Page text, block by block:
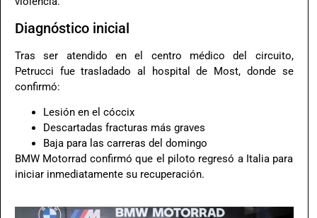
Diagnóstico inicial
Tras ser atendido en el centro médico del circuito,
Petrucci fue trasladado al hospital de Most, donde se
confirmó:
Lesión en el cóccix
Descartadas fracturas más graves
Baja para las carreras del domingo
BMW Motorrad confirmó que el piloto regresó a Italia para
iniciar inmediatamente su recuperación.